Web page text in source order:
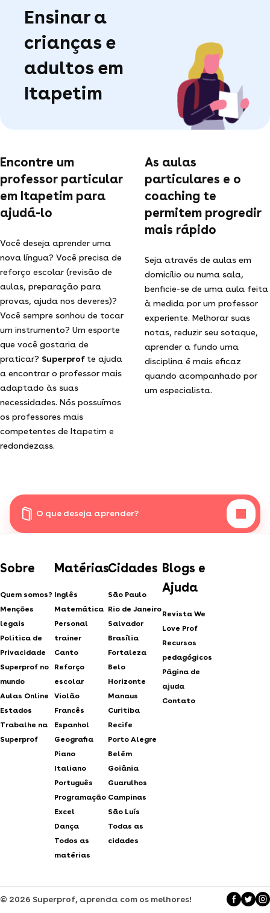
Ensinar a
crianças e
adultos em
Itapetim
Encontre um
professor particular
em Itapetim para
ajudá-lo
Você deseja aprender uma
nova língua? Você precisa de
reforço escolar (revisão de
aulas, preparação para
provas, ajuda nos deveres)?
Você sempre sonhou de tocar
um instrumento? Um esporte
que você gostaria de
praticar? Superprof te ajuda
a encontrar o professor mais
adaptado às suas
necessidades. Nós possuímos
os professores mais
competentes de Itapetim e
redondezass.
As aulas
particulares e o
coaching te
permitem progredir
mais rápido
Seja através de aulas em
domicílio ou numa sala,
benficie-se de uma aula feita
à medida por um professor
experiente. Melhorar suas
notas, reduzir seu sotaque,
aprender a fundo uma
disciplina é mais eficaz
quando acompanhado por
um especialista.
O que deseja aprender?
Sobre
Quem somos?
Menções
legais
Politica de
Privacidade
Superprof no
mundo
Aulas Online
Estados
Trabalhe na
Superprof
Matérias
Inglês
Matemática
Personal
trainer
Canto
Reforço
escolar
Violão
Francês
Espanhol
Geografia
Piano
Italiano
Português
Programação
Excel
Dança
Todos as
matérias
Cidades
São Paulo
Rio de Janeiro
Salvador
Brasília
Fortaleza
Belo
Horizonte
Manaus
Curitiba
Recife
Porto Alegre
Belém
Goiânia
Guarulhos
Campinas
São Luís
Todas as
cidades
Blogs e
Ajuda
Revista We
Love Prof
Recursos
pedagógicos
Página de
ajuda
Contato
© 2026 Superprof, aprenda com os melhores!